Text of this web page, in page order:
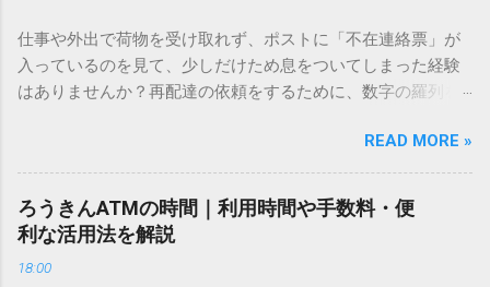
必要はありません。 1. なぜ「変換」しても旧字・外字が出て
こないのか？ そもそも、なぜ普通の変換で出てこない漢字が
あるのでしょうか。その理由は、パソコンが文字を認識する
は、JIS規格（日本産業規格）によって「第1水準」「第2水
準」といった形で整理されています。しかし、人名や地名に
使われる非常に古い漢字（旧字）や、特定の組織だけで作ら
れた「外字」は、この一般的な変換リストに含まれていない
仕事や外出で荷物を受け取れず、ポストに「不在連絡票」が
入っているのを見て、少しだけため息をついてしまった経験
はありませんか？再配達の依頼をするために、数字の羅列を
ことに申し訳なさを感じたりすることもあるかもしれませ
ん。 「もっとスムーズに、自分のタイミングで受け取りた
い」 「わざわざ電話をかけずに、スマホ一つで完結させた
い」 そんな願いを叶えてくれるのが、佐川急便の会員制サー
ビス「スマートクラブ」と、LINEや公式アプリの連携です。
これらを活用するだけで、再配達のストレスは驚くほど軽く
READ MORE »
ろうきんATMの時間｜利用時間や手数料・便
利な活用法を解説
18:00